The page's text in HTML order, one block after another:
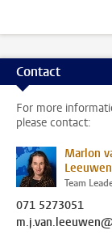
Contact
For more
please contact:
Marlon
Leeuwen
Team
071 5273051